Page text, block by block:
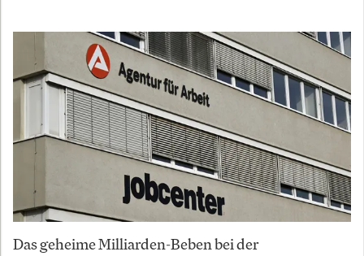
Das geheime Milliarden-Beben bei der